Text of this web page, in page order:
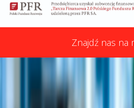
Znajdź nas na